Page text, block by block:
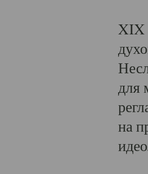
XIX
для
на